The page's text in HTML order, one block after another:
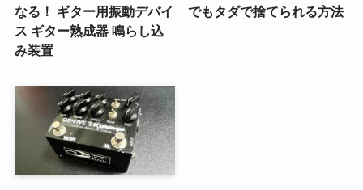
なる！ ギター用振動デバイ
ス ギター熟成器 鳴らし込
み装置
でもタダで捨てられる方法